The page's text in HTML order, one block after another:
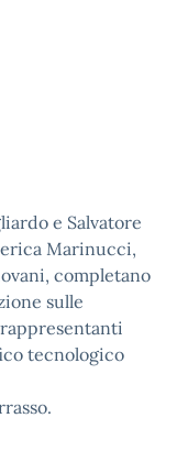
e Salvatore
Marinucci,
completano
sulle
tecnologico